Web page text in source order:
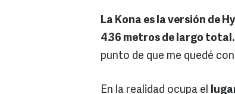
La Kona es la versión de
4.36 metros de largo total.
punto de que me quedé
En la realidad ocupa el